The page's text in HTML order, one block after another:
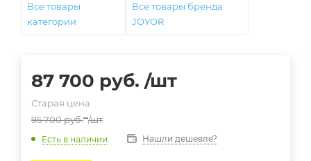
Все товары
категории
Все товары бренда
JOYOR
87 700 руб. /шт
Старая цена
95 700руб. /шт
Есть в наличии Нашли дешевле?